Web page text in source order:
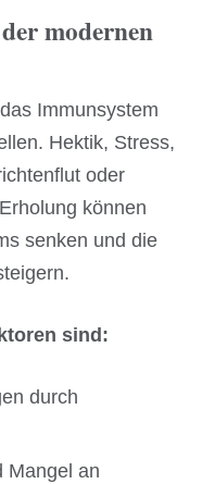
modernen
Immunsystem
Hektik, Stress,
oder
können
senken und die
sind:
durch
Mangel an